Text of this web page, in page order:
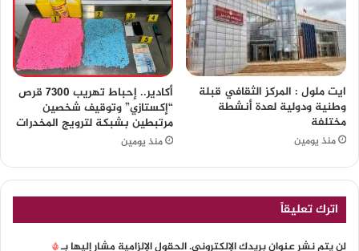
ايت ملول : المركز الثقافي قبلة
وطنية ودولية لعدة أنشطة
مختلفة
منذ يومين
أكادير.. إحباط تهريب 7300 قرص
“إكستازي” وتوقيف شخصين
مرتبطين بشبكة لترويج المخدرات
منذ يومين
اترك تعليقاً
لن يتم نشر عنوان بريدك الإلكتروني.الحقول الإلزامية مشار إليها بـ*